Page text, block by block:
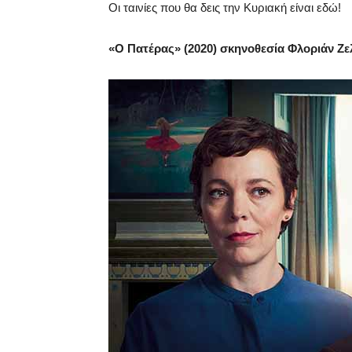
Οι ταινίες που θα δεις την Κυριακή είναι εδώ!
«Ο Πατέρας» (2020) σκηνοθεσία Φλοριάν